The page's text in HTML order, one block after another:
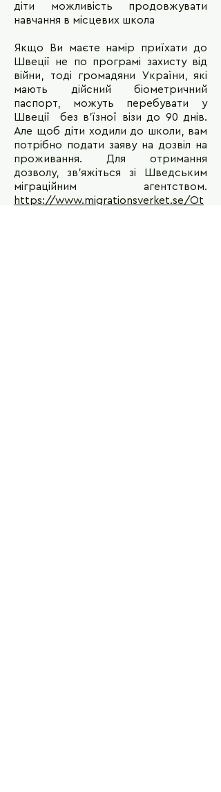
діти можливість продовжувати
навчання в місцевих школа
Якщо Ви маєте намір приїхати до
Швеції не по програмі захисту від
війни, тоді громадяни України, які
мають дійсний біометричний
паспорт, можуть перебувати у
Швеції без в’їзної візи до 90 днів.
Але щоб діти ходили до школи, вам
потрібно подати заяву на дозвіл на
проживання. Для отримання
дозволу, зв'яжіться зі Шведським
міграційним агентством.
https://www.migrationsverket.se/Ot